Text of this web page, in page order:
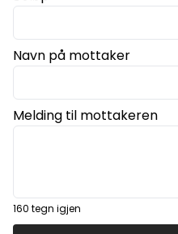
Navn på mottaker
Melding til mottakeren
160 tegn igjen